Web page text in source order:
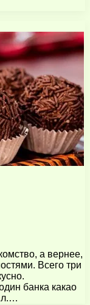
а вернее,
Всего три
банка какао